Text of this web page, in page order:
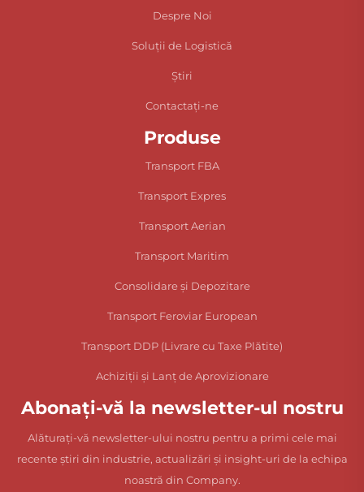
Despre Noi
Soluții de Logistică
Știri
Contactați-ne
Produse
Transport FBA
Transport Expres
Transport Aerian
Transport Maritim
Consolidare și Depozitare
Transport Feroviar European
Transport DDP (Livrare cu Taxe Plătite)
Achiziții și Lanț de Aprovizionare
Abonați-vă la newsletter-ul nostru
Alăturați-vă newsletter-ului nostru pentru a primi cele mai
recente știri din industrie, actualizări și insight-uri de la echipa
noastră din Company.